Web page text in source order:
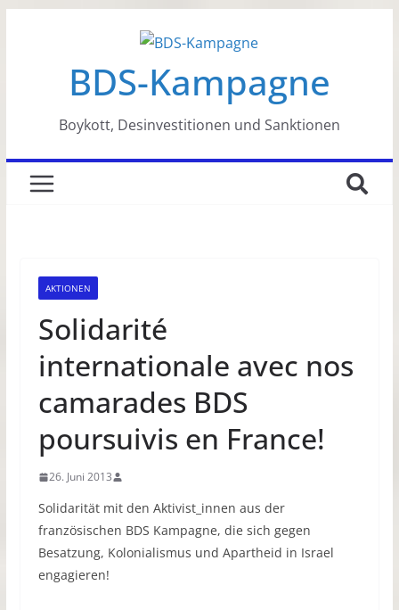
BDS-Kampagne
Boykott, Desinvestitionen und Sanktionen
AKTIONEN
Solidarité
internationale avec nos
camarades BDS
poursuivis en France!
26. Juni 2013
Solidarität mit den Aktivist_innen aus der
französischen BDS Kampagne, die sich gegen
Besatzung, Kolonialismus und Apartheid in Israel
engagieren!